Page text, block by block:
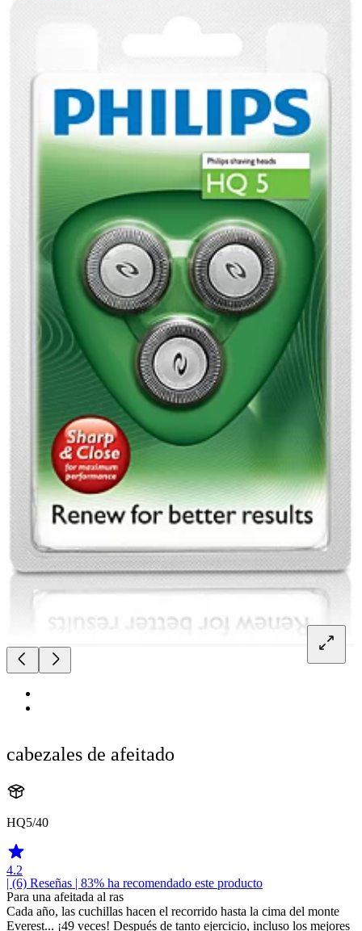
cabezales de afeitado
HQ5/40
4.2
| (6) Reseñas | 83% ha recomendado este producto
Para una afeitada al ras
Cada año, las cuchillas hacen el recorrido hasta la cima del monte
Everest... ¡49 veces! Después de tanto ejercicio, incluso los mejores